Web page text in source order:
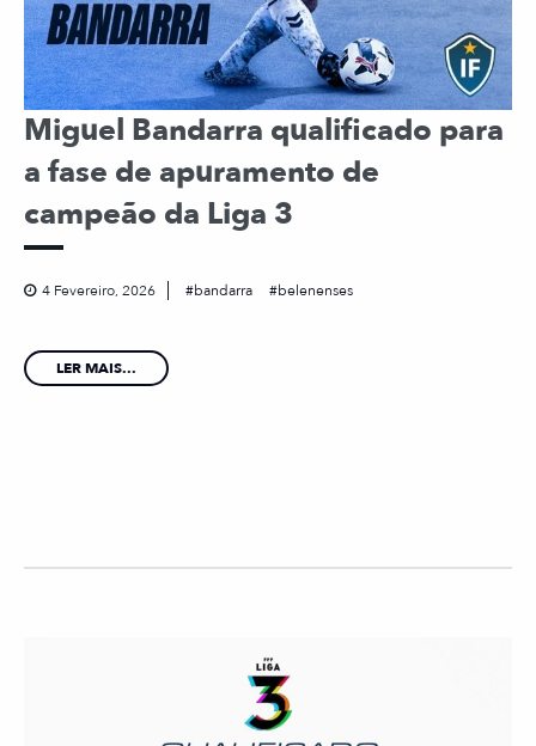
Miguel Bandarra qualificado para
a fase de apuramento de
campeão da Liga 3
4 Fevereiro, 2026 bandarra belenenses
LER MAIS...